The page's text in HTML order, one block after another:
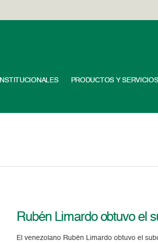
INSTITUCIONALES PRODUCTOS Y SERVICIOS
Rubén Limardo obtuvo el
El venezolano Rubén Limardo obtuvo el